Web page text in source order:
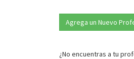
Agrega un Nuevo
¿No encuentras a tu